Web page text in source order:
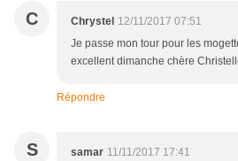
C Chrystel 12/11/2017 07:51
Je passe mon tour pour les
excellent dimanche chère
Répondre
S samar 11/11/2017 17:41